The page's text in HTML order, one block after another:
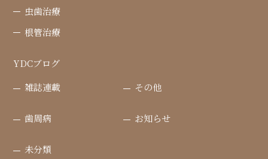
虫歯治療
根管治療
YDCブログ
雑誌連載
その他
歯周病 お知らせ
未分類